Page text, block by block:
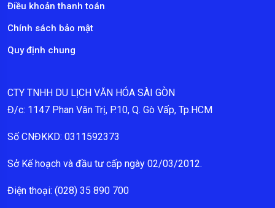
Điều khoản thanh toán
Chính sách bảo mật
Quy định chung
CTY TNHH DU LỊCH VĂN HÓA SÀI GÒN
Đ/c: 1147 Phan Văn Trị, P.10, Q. Gò Vấp, Tp.HCM
Số CNĐKKD: 0311592373
Sở Kế hoạch và đầu tư cấp ngày 02/03/2012.
Điện thoại: (028) 35 890 700